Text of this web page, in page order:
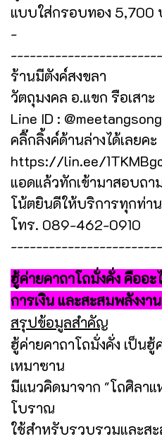
แบบใส่กรอบทอง 5,700
-
ร้านมีตังค์สงขลา
วัตถุมงคล อ.แขก รือเสาะ
Line ID :
คลิ๊กลิ้งค์ด้านล่างได้เลยคะ
https://lin.ee/
แอดแล้วทักเข้ามาสอบถา
โน้ตยินดีให้บริการทุกท่า
โทร. 089-462-0910
ฮู้ค่ายคาถาโถมั่งคั่ง คืออ
การเงิน และสะสมพลังงา
สรุปข้อมูลสำคัญ
ฮู้ค่ายคาถาโถมั่งคั่ง เป็นฮู้
เหมาซาน
มีแนวคิดมาจาก "โถศิลาแ
โบราณ
ใช้สำหรับรวบรวมและส